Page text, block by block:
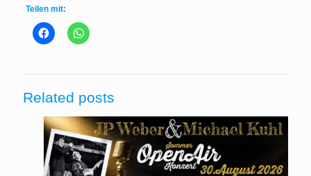
Teilen mit:
Related posts